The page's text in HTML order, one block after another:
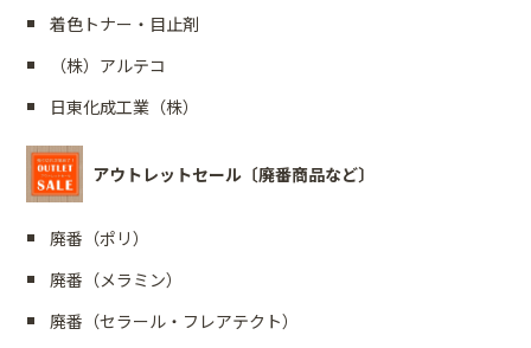
着色トナー・目止剤
（株）アルテコ
日東化成工業（株）
アウトレットセール〔廃番商品など〕
廃番（ポリ）
廃番（メラミン）
廃番（セラール・フレアテクト）